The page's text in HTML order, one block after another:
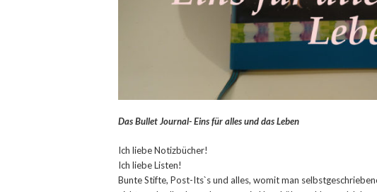
Das Bullet Journal- Eins für alles und das Leben
Ich liebe Notizbücher!
Ich liebe Listen!
Bunte Stifte, Post-Its`s und alles, womit man